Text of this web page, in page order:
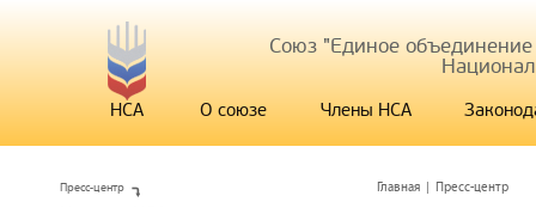
Союз "Единое
НСА О союзе Члены НСА
Главная | Пресс-центр
Пресс-центр